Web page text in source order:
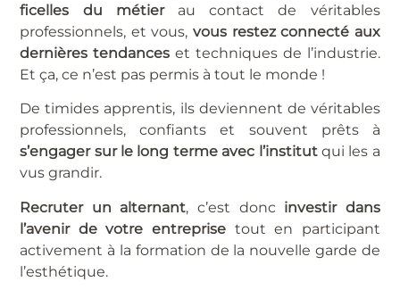
ficelles du métierau contact de véritables
professionnels, et vous, vous restez connecté aux
dernières tendances et techniques de l’industrie.
Et ça, ce n’est pas permis à tout le monde !
De timides apprentis, ils deviennent de véritables
professionnels, confiants et souvent prêts à
s’engager sur le long terme avec l’institutqui les a
vus grandir.
Recruter un alternant, c’est donc investir dans
l’avenir de votre entreprise tout en participant
activement à la formation de la nouvelle garde de
l’esthétique.